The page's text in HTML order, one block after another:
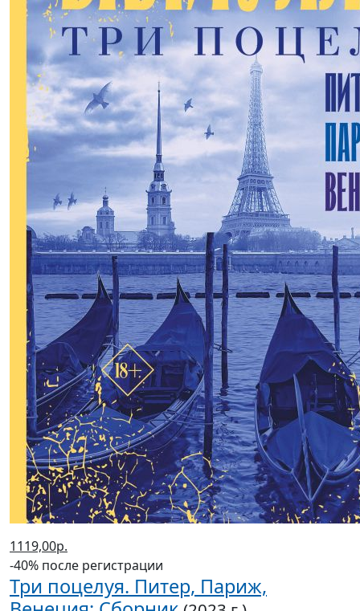
1119,00р.
-40% после регистрации
Три поцелуя. Питер, Париж,
Венеция: Сборник (2023 г.)